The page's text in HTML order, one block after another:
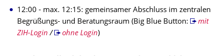
12:00 - max. 12:15: gemeinsamer Abschluss im zentralen
Begrüßungs- und Beratungsraum (Big Blue Button:
mit
ZIH-Login / ohne Login)